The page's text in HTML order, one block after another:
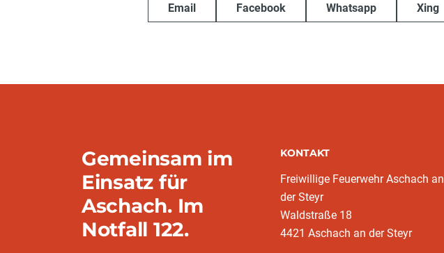
Email Facebook Whatsapp Xing
Gemeinsam im
Einsatz für
Aschach. Im
Notfall 122.
KONTAKT
Freiwillige Feuerwehr Aschach an
der Steyr
Waldstraße 18
4421 Aschach an der Steyr